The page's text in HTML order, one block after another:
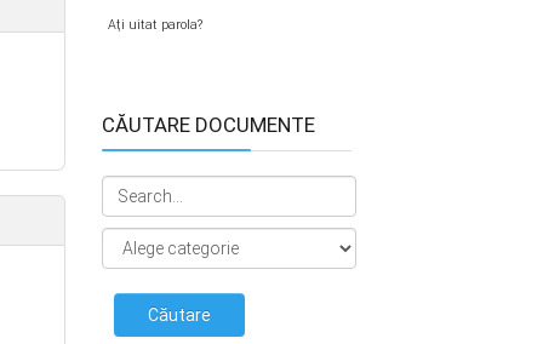
Aţi uitat parola?
CĂUTARE DOCUMENTE